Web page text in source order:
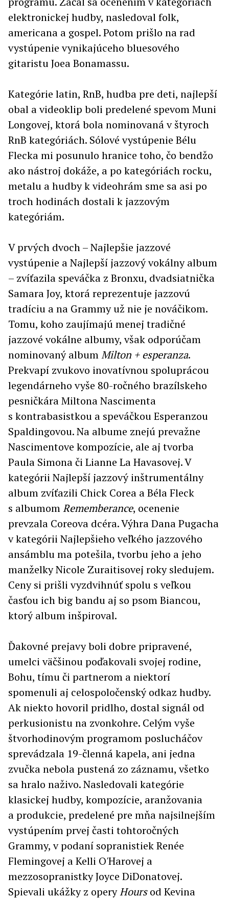
elektronickej hudby, nasledoval folk,
americana a gospel. Potom prišlo na rad
vystúpenie vynikajúceho bluesového
gitaristu Joea Bonamassu.
Kategórie latin, RnB, hudba pre deti, najlepší
obal a videoklip boli predelené spevom Muni
Longovej, ktorá bola nominovaná v štyroch
RnB kategóriách. Sólové vystúpenie Bélu
Flecka mi posunulo hranice toho, čo bendžo
ako nástroj dokáže, a po kategóriách rocku,
metalu a hudby k videohrám sme sa asi po
troch hodinách dostali k jazzovým
kategóriám.
V prvých dvoch – Najlepšie jazzové
vystúpenie a Najlepší jazzový vokálny album
– zvíťazila speváčka z Bronxu, dvadsiatnička
Samara Joy, ktorá reprezentuje jazzovú
tradíciu a na Grammy už nie je nováčikom.
Tomu, koho zaujímajú menej tradičné
jazzové vokálne albumy, však odporúčam
nominovaný albumMilton + esperanza.
Prekvapí zvukovo inovatívnou spoluprácou
legendárneho vyše 80-ročného brazílskeho
pesničkára Miltona Nascimenta
s kontrabasistkou a speváčkou Esperanzou
Spaldingovou. Na albume znejú prevažne
Nascimentove kompozície, ale aj tvorba
Paula Simona či Lianne La Havasovej. V
kategórii Najlepší jazzový inštrumentálny
album zvíťazili Chick Corea a Béla Fleck
s albumomRememberance, ocenenie
prevzala Coreova dcéra. Výhra Dana Pugacha
v kategórii Najlepšieho veľkého jazzového
ansámblu ma potešila, tvorbu jeho a jeho
manželky Nicole Zuraitisovej roky sledujem.
Ceny si prišli vyzdvihnúť spolu s veľkou
časťou ich big bandu aj so psom Biancou,
ktorý album inšpiroval.
Ďakovné prejavy boli dobre pripravené,
umelci väčšinou poďakovali svojej rodine,
Bohu, tímu či partnerom a niektorí
spomenuli aj celospoločenský odkaz hudby.
Ak niekto hovoril pridlho, dostal signál od
perkusionistu na zvonkohre. Celým vyše
štvorhodinovým programom poslucháčov
sprevádzala 19-členná kapela, ani jedna
zvučka nebola pustená zo záznamu, všetko
sa hralo naživo. Nasledovali kategórie
klasickej hudby, kompozície, aranžovania
a produkcie, predelené pre mňa najsilnejším
vystúpením prvej časti tohtoročných
Grammy, v podaní sopranistiek Renée
Flemingovej a Kelli O'Harovej a
mezzosopranistky Joyce DiDonatovej.
Spievali ukážky z operyHoursod Kevina